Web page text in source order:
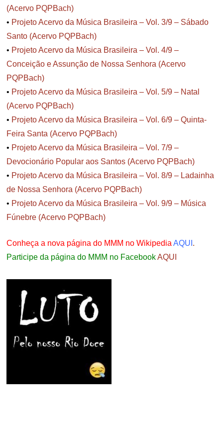
(Acervo PQPBach)
• Projeto Acervo da Música Brasileira – Vol. 3/9 – Sábado
Santo (Acervo PQPBach)
• Projeto Acervo da Música Brasileira – Vol. 4/9 –
Conceição e Assunção de Nossa Senhora (Acervo
PQPBach)
• Projeto Acervo da Música Brasileira – Vol. 5/9 – Natal
(Acervo PQPBach)
• Projeto Acervo da Música Brasileira – Vol. 6/9 – Quinta-
Feira Santa (Acervo PQPBach)
• Projeto Acervo da Música Brasileira – Vol. 7/9 –
Devocionário Popular aos Santos (Acervo PQPBach)
• Projeto Acervo da Música Brasileira – Vol. 8/9 – Ladainha
de Nossa Senhora (Acervo PQPBach)
• Projeto Acervo da Música Brasileira – Vol. 9/9 – Música
Fúnebre (Acervo PQPBach)
Conheça a nova página do MMM no Wikipedia AQUI .
Participe da página do MMM no Facebook AQUI